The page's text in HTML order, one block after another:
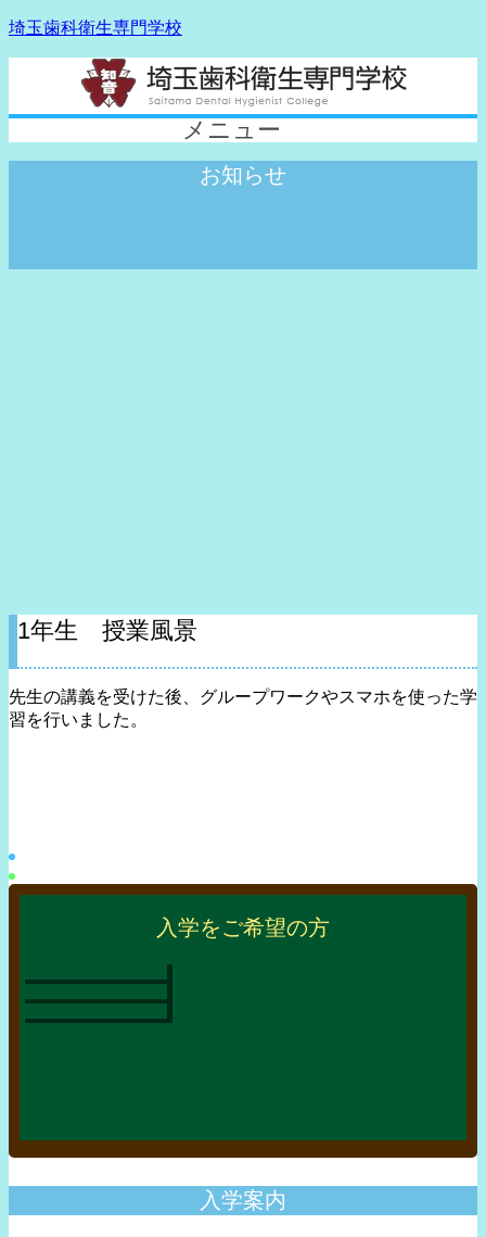
埼玉歯科衛生専門学校
メニュー
お知らせ
1年生 授業風景
先生の講義を受けた後、グループワークやスマホを使った学
習を行いました。
入学をご希望の方
入学案内